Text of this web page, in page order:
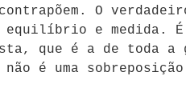
contrapõem. O
equilíbrio e
que é a de toda
é uma